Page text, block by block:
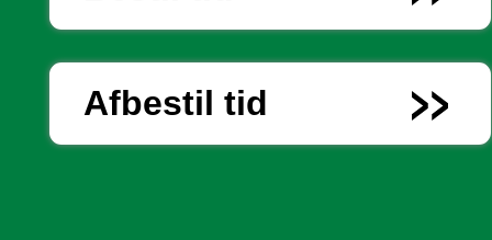
Afbestil tid